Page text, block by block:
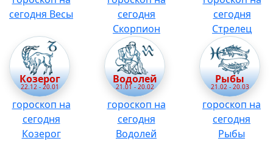
сегодня Весы
сегодня
Скорпион
сегодня
Стрелец
Козерог
22.12 - 20.01
гороскоп на
сегодня
Козерог
Водолей
21.01 - 20.02
гороскоп на
сегодня
Водолей
Рыбы
21.02 - 20.03
гороскоп на
сегодня
Рыбы